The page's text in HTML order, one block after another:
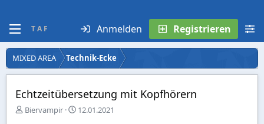
T A F Anmelden Registrieren
MIXED AREA Technik-Ecke
Echtzeitübersetzung mit Kopfhörern
E
Biervampir
E12.01.2021